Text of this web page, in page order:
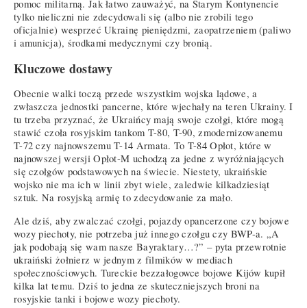
pomoc militarną. Jak łatwo zauważyć, na Starym Kontynencie
tylko nieliczni nie zdecydowali się (albo nie zrobili tego
oficjalnie) wesprzeć Ukrainę pieniędzmi, zaopatrzeniem (paliwo
i amunicja), środkami medycznymi czy bronią.
Kluczowe dostawy
Obecnie walki toczą przede wszystkim wojska lądowe, a
zwłaszcza jednostki pancerne, które wjechały na teren Ukrainy. I
tu trzeba przyznać, że Ukraińcy mają swoje czołgi, które mogą
stawić czoła rosyjskim tankom T-80, T-90, zmodernizowanemu
T-72 czy najnowszemu T-14 Armata. To T-84 Opłot, które w
najnowszej wersji Opłot-M uchodzą za jedne z wyróżniających
się czołgów podstawowych na świecie. Niestety, ukraińskie
wojsko nie ma ich w linii zbyt wiele, zaledwie kilkadziesiąt
sztuk. Na rosyjską armię to zdecydowanie za mało.
Ale dziś, aby zwalczać czołgi, pojazdy opancerzone czy bojowe
wozy piechoty, nie potrzeba już innego czołgu czy BWP-a. „A
jak podobają się wam nasze Bayraktary…?” – pyta przewrotnie
ukraiński żołnierz w jednym z filmików w mediach
społecznościowych. Tureckie bezzałogowce bojowe Kijów kupił
kilka lat temu. Dziś to jedna ze skuteczniejszych broni na
rosyjskie tanki i bojowe wozy piechoty.